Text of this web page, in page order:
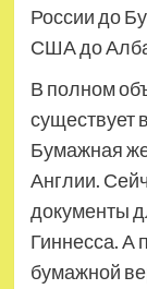
России до
США до
В полном
существует
Бумажная
Англии.
документы
Гиннесса. А
бумажной